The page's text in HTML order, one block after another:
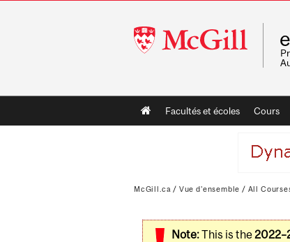
McGill
University
Main
navigation
Facultés et écoles Cours
McGill.ca / Vue d'ensemble / All
Note:This is the